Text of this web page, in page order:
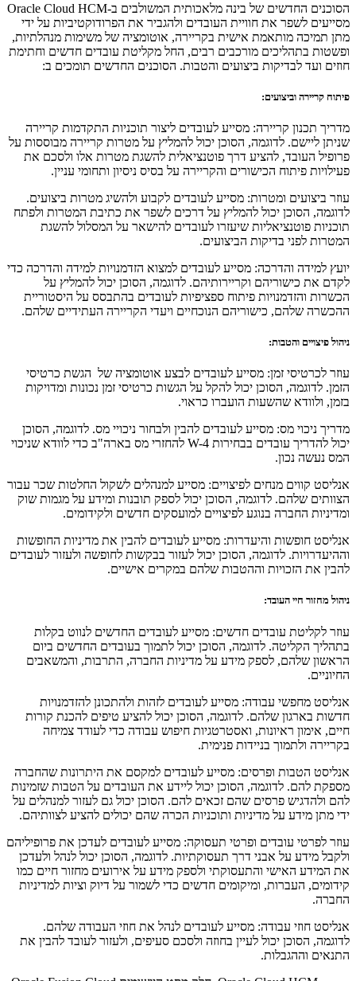
הסוכנים החדשים של בינה מלאכותית המשולבים ב-Oracle Cloud HCM
מסייעים לשפר את חוויית העובדים ולהגביר את הפרודוקטיביות על ידי
מתן תמיכה מותאמת אישית בקריירה, אוטומציה של משימות מנהלתיות,
ופשטות בתהליכים מורכבים רבים, החל מקליטת עובדים חדשים וחתימת
חוזים ועד לבדיקות ביצועים והטבות. הסוכנים החדשים תומכים ב:
פיתוח קריירה וביצועים:
מדריך תכנון קריירה: מסייע לעובדים ליצור תוכניות התקדמות קריירה
שניתן ליישם. לדוגמה, הסוכן יכול להמליץ על מטרות קריירה מבוססות על
פרופיל העובד, להציע דרך פוטנציאלית להשגת מטרות אלו ולסכם את
פעילויות פיתוח הכישורים והקריירה על בסיס ניסיון ותחומי עניין.
עוזר ביצועים ומטרות: מסייע לעובדים לקבוע ולהשיג מטרות ביצועים.
לדוגמה, הסוכן יכול להמליץ על דרכים לשפר את כתיבת המטרות ולפתח
תוכניות פוטנציאליות שיעזרו לעובדים להישאר על המסלול להשגת
המטרות לפני בדיקות הביצועים.
יועץ למידה והדרכה: מסייע לעובדים למצוא הזדמנויות למידה והדרכה כדי
לקדם את כישוריהם וקריירותיהם. לדוגמה, הסוכן יכול להמליץ על
הכשרות והזדמנויות פיתוח ספציפיות לעובדים בהתבסס על היסטוריית
ההכשרה שלהם, כישוריהם הנוכחיים ויעדי הקריירה העתידיים שלהם.
ניהול פיצויים והטבות:
עוזר לכרטיסי זמן: מסייע לעובדים לבצע אוטומציה של הגשת כרטיסי
הזמן. לדוגמה, הסוכן יכול להקל על הגשות כרטיסי זמן נכונות ומדויקות
בזמן, ולוודא שהשעות הועברו כראוי.
מדריך ניכוי מס: מסייע לעובדים להבין ולבחור ניכויי מס. לדוגמה, הסוכן
יכול להדריך עובדים בבחירות W-4 להחזרי מס בארה"ב כדי לוודא שניכוי
המס נעשה נכון.
אנליסט קווים מנחים לפיצויים: מסייע למנהלים לשקול החלטות שכר עבור
הצוותים שלהם. לדוגמה, הסוכן יכול לספק תובנות ומידע על מגמות שוק
ומדיניות החברה בנוגע לפיצויים למועסקים חדשים ולקידומים.
אנליסט חופשות והיעדרות: מסייע לעובדים להבין את מדיניות החופשות
וההיעדרויות. לדוגמה, הסוכן יכול לעזור בבקשות לחופשה ולעזור לעובדים
להבין את הזכויות וההטבות שלהם במקרים אישיים.
ניהול מחזור חיי העובד:
עוזר לקליטת עובדים חדשים: מסייע לעובדים החדשים לנווט בקלות
בתהליך הקליטה. לדוגמה, הסוכן יכול לתמוך בעובדים החדשים ביום
הראשון שלהם, לספק מידע על מדיניות החברה, התרבות, והמשאבים
החיוניים.
אנליסט מחפשי עבודה: מסייע לעובדים לזהות ולהתכונן להזדמנויות
חדשות בארגון שלהם. לדוגמה, הסוכן יכול להציע טיפים להכנת קורות
חיים, אימון ראיונות, ואסטרטגיות חיפוש עבודה כדי לעודד צמיחה
בקריירה ולתמוך בניידות פנימית.
אנליסט הטבות ופרסים: מסייע לעובדים למקסם את היתרונות שהחברה
מספקת להם. לדוגמה, הסוכן יכול ליידע את העובדים על הטבות שזמינות
להם ולהדגיש פרסים שהם זכאים להם. הסוכן יכול גם לעזור למנהלים על
ידי מתן מידע על מדיניות ותוכניות הכרה שהם יכולים להציע לצוותיהם.
עוזר לפרטי עובדים ופרטי תעסוקה: מסייע לעובדים לעדכן את פרופיליהם
ולקבל מידע על אבני דרך תעסוקתיות. לדוגמה, הסוכן יכול לנהל ולעדכן
את המידע האישי והתעסוקתי ולספק מידע על אירועים מחזור חיים כמו
קידומים, העברות, ומיקומים חדשים כדי לשמור על דיוק וציות למדיניות
החברה.
אנליסט חוזי עבודה: מסייע לעובדים לנהל את חוזי העבודה שלהם.
לדוגמה, הסוכן יכול לעיין בחוזה ולסכם סעיפים, ולעזור לעובד להבין את
התנאים וההגבלות.